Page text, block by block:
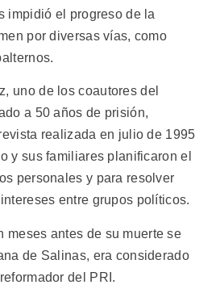
impidió el progreso de la
por diversas vías, como
uno de los coautores del
a 50 años de prisión,
realizada en julio de 1995
y sus familiares planificaron el
personales y para resolver
entre grupos políticos.
meses antes de su muerte se
de Salinas, era considerado
del PRI.